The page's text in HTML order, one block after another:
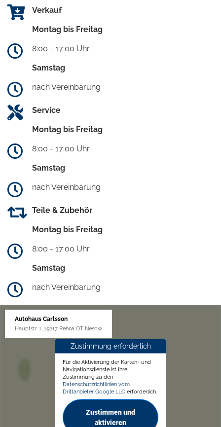
Verkauf
Montag bis Freitag
8:00 - 17:00 Uhr
Samstag
nach Vereinbarung
Service
Montag bis Freitag
8:00 - 17:00 Uhr
Samstag
nach Vereinbarung
Teile & Zubehör
Montag bis Freitag
8:00 - 17:00 Uhr
Samstag
nach Vereinbarung
Autohaus Carlsson
Hauptstr. 1, 19217 Rehna OT Nesow
Zustimmung erforderlich
Für die Aktivierung der Karten- und
Navigationsdienste ist Ihre
Zustimmung zu den
Datenschutzrichtlinien vom
Drittanbieter Google LLC erforderlich.
Zustimmen und
aktivieren